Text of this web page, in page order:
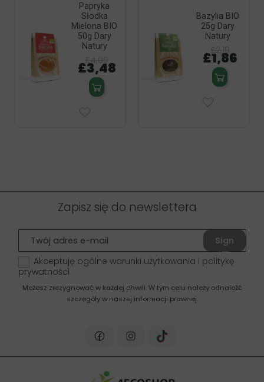
Papryka
Słodka
Mielona BIO
50g Dary
Natury
£3,48
Bazylia BIO
25g Dary
Natury
£1,86
Zapisz się do newslettera
Sign
up
Akceptuję ogólne warunki użytkowania i politykę
prywatności
Możesz zrezygnować w każdej chwili. W tym celu należy odnaleźć
szczegóły w naszej informacji prawnej.